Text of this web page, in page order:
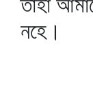
নহে।